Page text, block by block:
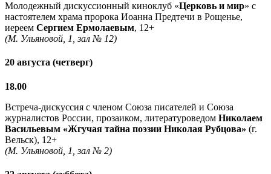
Молодежный дискуссионный киноклуб «Церковь и мир» с
настоятелем храма пророка Иоанна Предтечи в Рощенье,
иереем Сергием Ермолаевым, 12+
(М. Ульяновой, 1, зал № 12)
20 августа (четверг)
18.00
Встреча-дискуссия с членом Союза писателей и Союза
журналистов России, прозаиком, литературоведом Николаем
Васильевым «Жгучая тайна поэзии Николая Рубцова» (г.
Вельск), 12+
(М. Ульяновой, 1, зал № 2)